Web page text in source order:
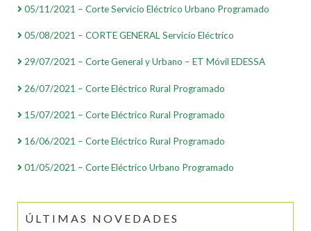
05/11/2021 – Corte Servicio Eléctrico Urbano Programado
05/08/2021 – CORTE GENERAL Servicio Eléctrico
29/07/2021 – Corte General y Urbano – ET Móvil EDESSA
26/07/2021 – Corte Eléctrico Rural Programado
15/07/2021 – Corte Eléctrico Rural Programado
16/06/2021 – Corte Eléctrico Rural Programado
01/05/2021 – Corte Eléctrico Urbano Programado
ÚLTIMAS NOVEDADES